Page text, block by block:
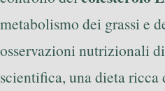
metabolismo dei grassi e
osservazioni nutrizionali
scientifica, una dieta